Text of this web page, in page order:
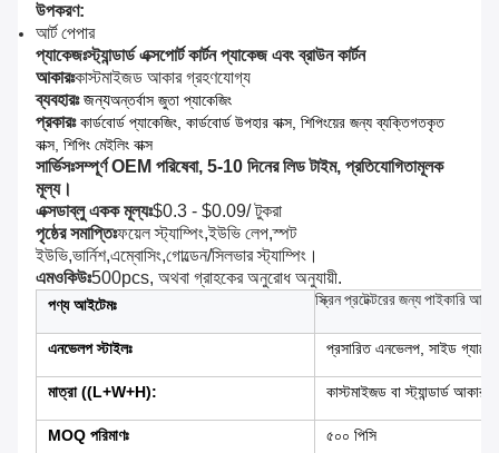
উপকরণ:
আর্ট পেপার
প্যাকেজঃস্ট্যান্ডার্ড এক্সপোর্ট কার্টন প্যাকেজ এবং ব্রাউন কার্টন
আকারঃকাস্টমাইজড আকার গ্রহণযোগ্য
ব্যবহারঃ জন্যঅন্তর্বাস জুতা প্যাকেজিং
প্রকারঃ কার্ডবোর্ড প্যাকেজিং, কার্ডবোর্ড উপহার বাক্স, শিপিংয়ের জন্য ব্যক্তিগতকৃত
বাক্স, শিপিং মেইলিং বাক্স
সার্ভিসঃসম্পূর্ণ OEM পরিষেবা, 5-10 দিনের লিড টাইম, প্রতিযোগিতামূলক
মূল্য।
এক্সডাব্লু একক মূল্যঃ$0.3 - $0.09/ টুকরা
পৃষ্ঠের সমাপ্তিঃফয়েল স্ট্যাম্পিং,ইউভি লেপ,স্পট
ইউভি,ভার্নিশ,এম্বোসিং,গোল্ডেন/সিলভার স্ট্যাম্পিং।
এমওকিউঃ500pcs, অথবা গ্রাহকের অনুরোধ অনুযায়ী.
পণ্য আইটেমঃ স্ক্রিন প্রটেক্টরের জন্য পাইকারি
এনভেলপ স্টাইলঃ প্রসারিত এনভেলপ, সাইড
মাত্রা ((L+W+H): কাস্টমাইজড বা স্ট্যান্ডার্ড আকার
MOQ পরিমাণঃ ৫০০ পিসি